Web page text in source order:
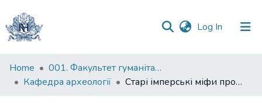
Log In (current)
Communities
&
Home
001. Факультет гуманітарних наук
Кафедра археології
Старі імперські міфи проти нових українських : міфоборець Євген Синиця проти міфотворця Михайла Грушевського